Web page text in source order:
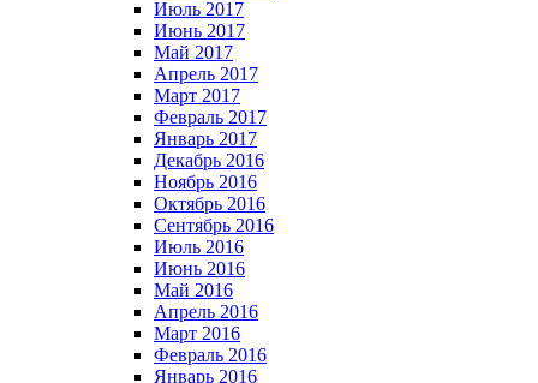
Июль 2017
Июнь 2017
Май 2017
Апрель 2017
Март 2017
Февраль 2017
Январь 2017
Декабрь 2016
Ноябрь 2016
Октябрь 2016
Сентябрь 2016
Июль 2016
Июнь 2016
Май 2016
Апрель 2016
Март 2016
Февраль 2016
Январь 2016